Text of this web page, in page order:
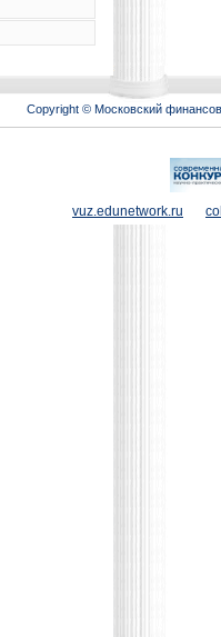
Copyright © Московский
vuz.edunetwork.ru